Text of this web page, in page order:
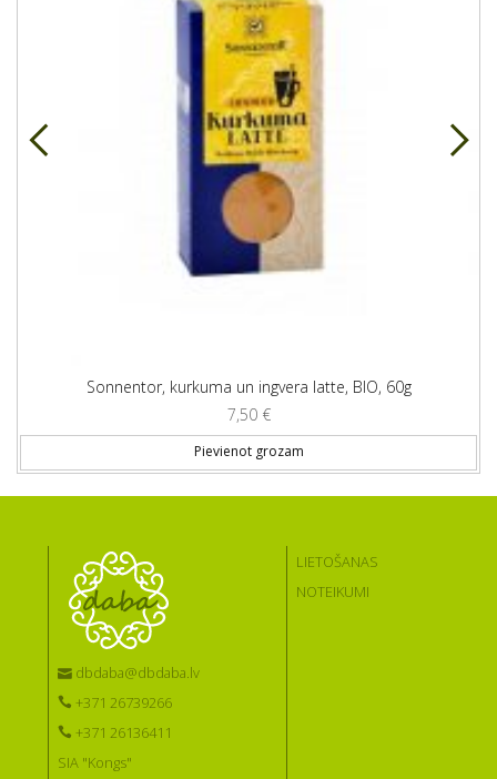
Sonnentor, kurkuma un ingvera latte, BIO, 60g
7,50 €
Pievienot grozam
dbdaba@dbdaba.lv
+371 26739266
+371 26136411
SIA "Kongs"
LIETOŠANAS
NOTEIKUMI